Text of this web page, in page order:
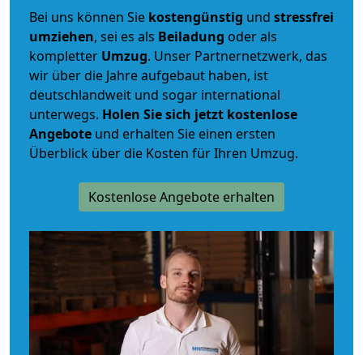
Bei uns können Sie kostengünstig und stressfrei
umziehen, sei es als Beiladung oder als
kompletter Umzug. Unser Partnernetzwerk, das
wir über die Jahre aufgebaut haben, ist
deutschlandweit und sogar international
unterwegs. Holen Sie sich jetzt kostenlose
Angebote und erhalten Sie einen ersten
Überblick über die Kosten für Ihren Umzug.
Kostenlose Angebote erhalten